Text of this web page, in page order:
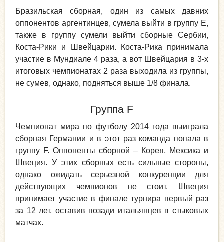
Бразильская сборная, один из самых давних
оппонентов аргентинцев, сумела выйти в группу Е,
также в группу сумели выйти сборные Сербии,
Коста-Рики и Швейцарии. Коста-Рика принимала
участие в Мундиале 4 раза, а вот Швейцария в 3-х
итоговых чемпионатах 2 раза выходила из группы,
не сумев, однако, подняться выше 1/8 финала.
Группа F
Чемпионат мира по футболу 2014 года выиграла
сборная Германии и в этот раз команда попала в
группу F. Оппоненты сборной – Корея, Мексика и
Швеция. У этих сборных есть сильные стороны,
однако ожидать серьезной конкуренции для
действующих чемпионов не стоит. Швеция
принимает участие в финале турнира первый раз
за 12 лет, оставив позади итальянцев в стыковых
матчах.